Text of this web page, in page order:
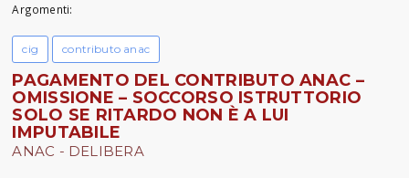
Argomenti:
cig contributo anac
PAGAMENTO DEL CONTRIBUTO ANAC –
OMISSIONE – SOCCORSO ISTRUTTORIO
SOLO SE RITARDO NON È A LUI
IMPUTABILE
ANAC - DELIBERA